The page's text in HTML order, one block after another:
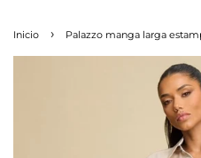
Inicio › Palazzo manga larga